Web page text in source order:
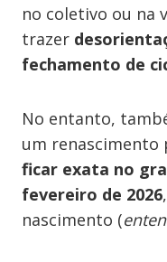
no coletivo ou na
trazer
fechamento de
No entanto,
um renascimento
ficar exata no
fevereiro de 2026,
nascimento (